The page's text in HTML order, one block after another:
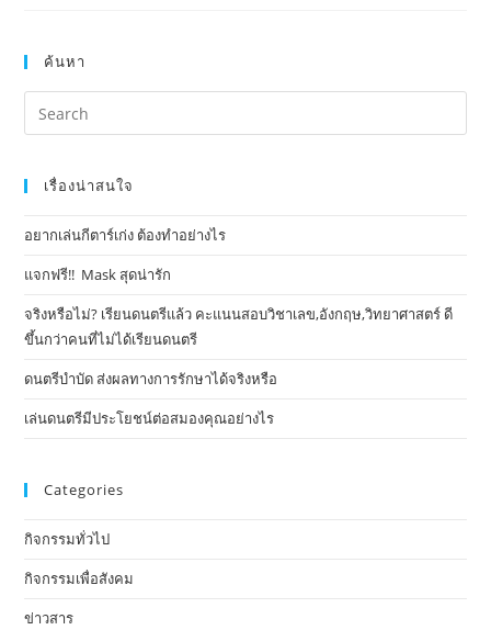
ค้นหา
เรื่องน่าสนใจ
อยากเล่นกีตาร์เก่ง ต้องทำอย่างไร
แจกฟรี!! Mask​ สุดน่ารัก
จริงหรือไม่? เรียนดนตรีแล้ว คะแนนสอบวิชาเลข,อังกฤษ,วิทยาศาสตร์ ดี
ขึ้นกว่าคนที่ไม่ได้เรียนดนตรี
ดนตรีบำบัด ส่งผลทางการรักษาได้จริงหรือ
เล่นดนตรีมีประโยชน์ต่อสมองคุณอย่างไร
Categories
กิจกรรมทั่วไป
กิจกรรมเพื่อสังคม
ข่าวสาร